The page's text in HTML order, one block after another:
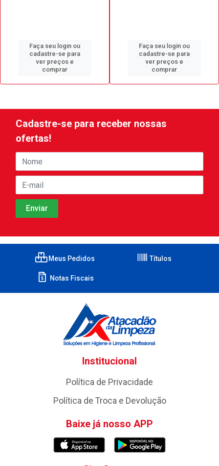
Faça seu login ou
cadastre-se para
ver preços e
comprar
Faça seu login ou
cadastre-se para
ver preços e
comprar
Cadastre-se para receber nossas
ofertas!
Meus Pedidos Títulos
Notas Fiscais
Institucional
Política de Privacidade
Política de Troca e Devolução
Baixe já nosso APP